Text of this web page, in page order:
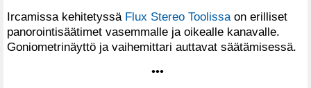
Ircamissa kehitetyssä Flux Stereo Toolissa on erilliset
panorointisäätimet vasemmalle ja oikealle kanavalle.
Goniometrinäyttö ja vaihemittari auttavat säätämisessä.
•••